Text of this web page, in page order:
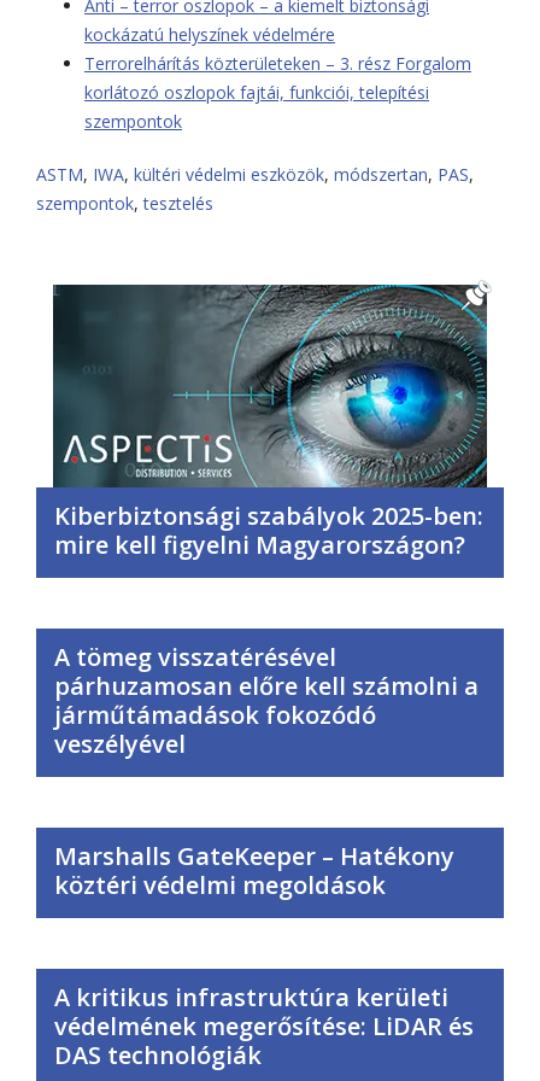
Anti – terror oszlopok – a kiemelt biztonsági
kockázatú helyszínek védelmére
Terrorelhárítás közterületeken – 3. rész Forgalom
korlátozó oszlopok fajtái, funkciói, telepítési
szempontok
ASTM, IWA, kültéri védelmi eszközök, módszertan, PAS,
szempontok,tesztelés
Kiberbiztonsági szabályok 2025-ben:
mire kell figyelni Magyarországon?
A tömeg visszatérésével
párhuzamosan előre kell számolni a
járműtámadások fokozódó
veszélyével
Marshalls GateKeeper – Hatékony
köztéri védelmi megoldások
A kritikus infrastruktúra kerületi
védelmének megerősítése: LiDAR és
DAS technológiák